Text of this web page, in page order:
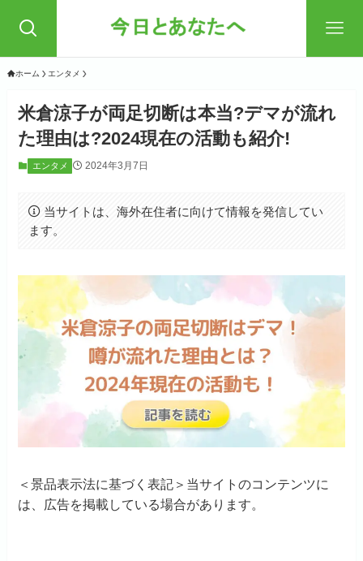
ホーム エンタメ
米倉涼子が両足切断は本当?デマが流れ
た理由は?2024現在の活動も紹介!
エンタメ 2024年3月7日
当サイトは、海外在住者に向けて情報を発信してい
ます。
＜景品表示法に基づく表記＞当サイトのコンテンツに
は、広告を掲載している場合があります。